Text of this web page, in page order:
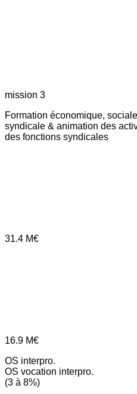
mission 3
Formation économique,
syndicale & animation des
des fonctions syndicales
31.4 M€
16.9 M€
OS interpro.
OS vocation interpro.
(3 à 8%)